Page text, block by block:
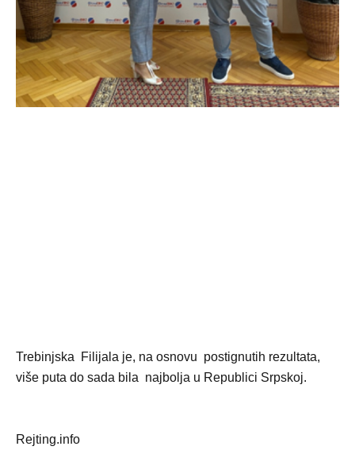
Trebinjska Filijala je, na osnovu postignutih rezultata,
više puta do sada bila najbolja u Republici Srpskoj.
Rejting.info